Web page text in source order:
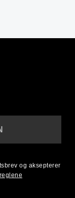
og aksepterer